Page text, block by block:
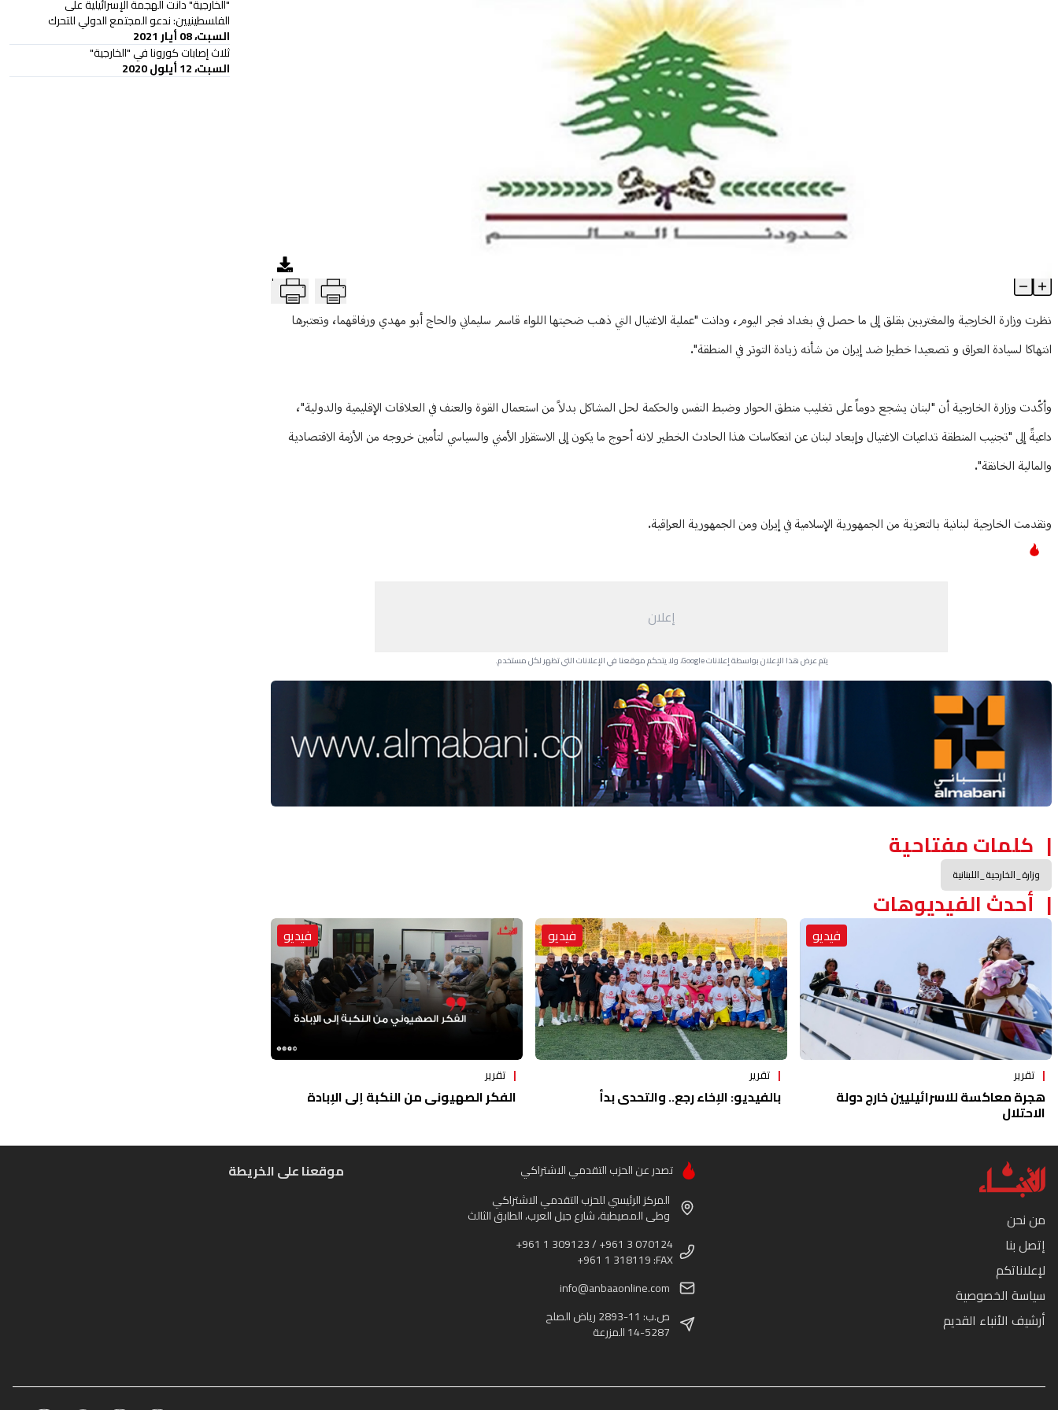
الخارجية اللبنانية دانت عملية اغتيال سليماني T
Article Content
نظرت وزارة الخارجية والمغتربين بقلق إلى ما حصل في بغداد فجر اليوم، ودانت "عملية الاغتيال التي ذهب ضحيتها اللواء قاسم سليماني والحاج أبو مهدي ورفاقهما، وتعتبرها
انتهاكا لسيادة العراق و تصعيدا خطيرا ضد إيران من شأنه زيادة التوتر في المنطقة".
‏وأكّدت وزارة الخارجية أن "لبنان يشجع دوماً على تغليب منطق الحوار وضبط النفس والحكمة لحل المشاكل بدلاً من استعمال القوة والعنف في العلاقات الإقليمية والدولية"،
داعيةً إلى "تجنيب المنطقة تداعيات الاغتيال وإبعاد لبنان عن انعكاسات هذا الحادث الخطير لانه أحوج ما يكون إلى الاستقرار الأمني والسياسي لتأمين خروجه من الأزمة الاقتصادية
والمالية ‏الخانقة".
وتقدمت الخارجية لبنانية بالتعزية من الجمهورية الإسلامية في إيران ومن الجمهورية العراقية.
إعلان
يتم عرض هذا الإعلان بواسطة إعلانات Google، ولا يتحكم موقعنا في الإعلانات التي تظهر لكل مستخدم.
Advertisement Section
كلمات مفتاحية
وزارة_الخارجية_اللبنانية
أحدث الفيديوهات
فيديو
تقرير
هجرة معاكسة للاسرائيليين خارج دولة
الاحتلال
فيديو
تقرير
بالفيديو: الإخاء رجع.. والتحدي بدأ
فيديو
تقرير
الفكر الصهيوني من النكبة إلى الإبادة
"الخارجية" دانت الهجمة الإسرائيلية على
الفلسطينيين: ندعو المجتمع الدولي للتحرك
السبت، 08 أيار 2021
ثلاث إصابات كورونا في "الخارجية"
السبت، 12 أيلول 2020
من نحن
إتصل بنا
لإعلاناتكم
سياسة الخصوصية
أرشيف الأنباء القديم
تصدر عن الحزب التقدمي الاشتراكي
المركز الرئيسي للحزب التقدمي الاشتراكي
وطى المصيطبة، شارع جبل العرب، الطابق الثالث
+961 1 309123 / +961 3 070124
+961 1 318119 :FAX
info@anbaaonline.com
ص.ب: 11-2893 رياض الصلح
14-5287 المزرعة
موقعنا على الخريطة